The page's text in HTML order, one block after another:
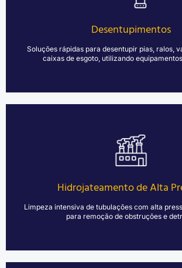
Desentupimentos
Soluções rápidas para desentupir pias, ralos,
caixas de esgoto, utilizando
como máquinas desentupidoras e hidrojateamento,
SOLICITAR UM ORÇAMENTO
Hidrojateamento de Alta
Limpeza intensiva de tubulações com alta
para remoção de obstruções e
O hidrojateamento de alta pressão é uma técnica
limpeza de tubulações industriais, comerciais e
Utilizando água pressurizada, removemos
e obstruções persistentes sem danificar as
instalações.
SOLICITAR UM ORÇAMENTO